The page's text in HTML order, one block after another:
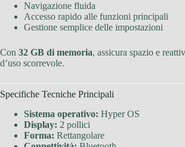
Navigazione fluida
Accesso rapido alle funzioni principali
Gestione semplice delle impostazioni
Con 32 GB di memoria, assicura spazio e
d’uso scorrevole.
Specifiche Tecniche Principali
Sistema operativo: Hyper OS
Display: 2 pollici
Forma: Rettangolare